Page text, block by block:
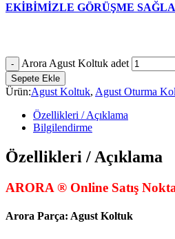
EKİBİMİZLE GÖRÜŞME
Arora Agust Koltuk adet
Sepete Ekle
Ürün:Agust Koltuk, Agust Oturma
Özellikleri / Açıklama
Bilgilendirme
Özellikleri / Açıklama
ARORA ® Online Satış
Arora Parça: Agust Koltuk